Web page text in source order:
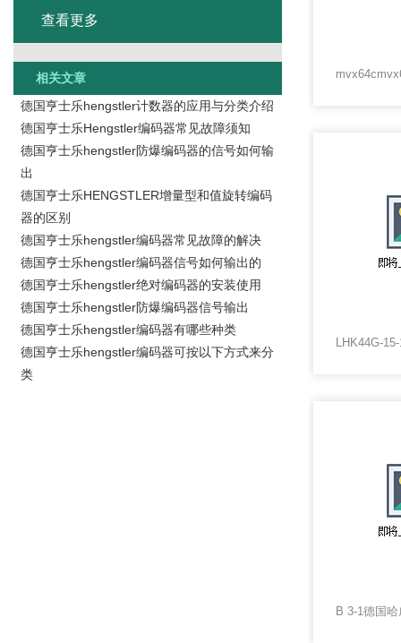
查看更多
相关文章
德国亨士乐hengstler计数器的应用与分类介绍
德国亨士乐Hengstler编码器常见故障须知
德国亨士乐hengstler防爆编码器的信号如何输
出
德国亨士乐HENGSTLER增量型和值旋转编码
器的区别
德国亨士乐hengstler编码器常见故障的解决
德国亨士乐hengstler编码器信号如何输出的
德国亨士乐hengstler绝对编码器的安装使用
德国亨士乐hengstler防爆编码器信号输出
德国亨士乐hengstler编码器有哪些种类
德国亨士乐hengstler编码器可按以下方式来分
类